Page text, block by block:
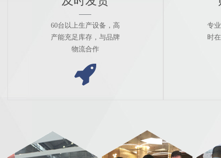
60台以上生产设备，高
产能充足库存，与品牌
物流合作
专
时